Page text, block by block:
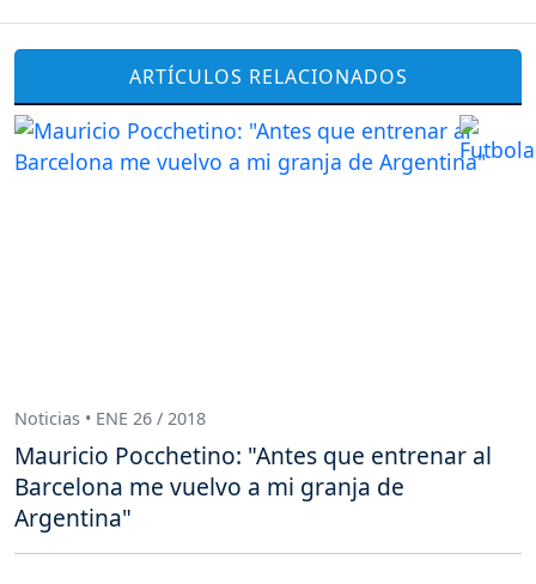
ARTÍCULOS RELACIONADOS
Noticias • ENE 26 / 2018
Mauricio Pocchetino: "Antes que entrenar al
Barcelona me vuelvo a mi granja de
Argentina"